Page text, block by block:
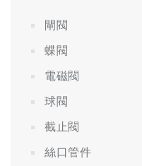
閘閥
蝶閥
電磁閥
球閥
截止閥
絲口管件